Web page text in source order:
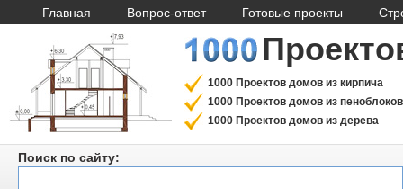
Главная Вопрос-ответ Готовые проекты
1000 Проектов домов из кирпича
1000 Проектов домов из пеноблоков
1000 Проектов домов из дерева
Поиск по сайту: